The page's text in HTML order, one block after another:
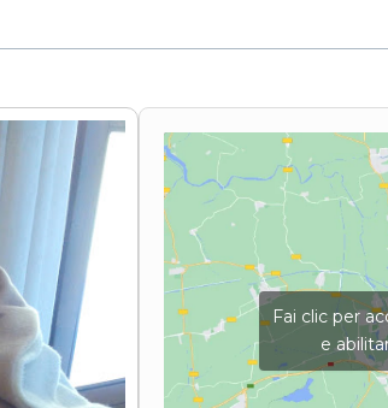
Fai clic per
e